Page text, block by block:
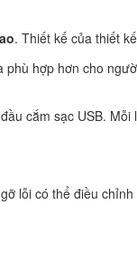
. Thiết kế của thiết
phù hợp hơn cho
cắm sạc USB. Mỗi
lỗi có thể điều